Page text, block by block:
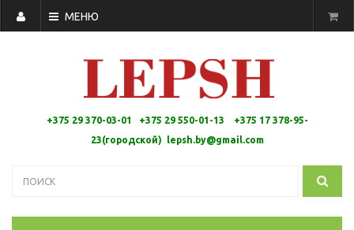
МЕНЮ
+375 29 370-03-01 +375 29 550-01-13 +375 17 378-95-
23(городской)
lepsh.by@gmail.com